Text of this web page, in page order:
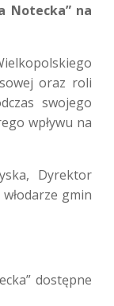
Notecka” na
oraz roli
swojego
wpływu na
Dyrektor
gmin
dostępne